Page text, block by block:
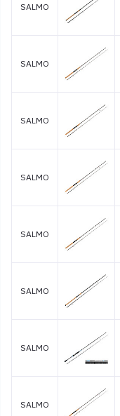
SALMO
SALMO
SALMO
SALMO
SALMO
SALMO
SALMO
SALMO